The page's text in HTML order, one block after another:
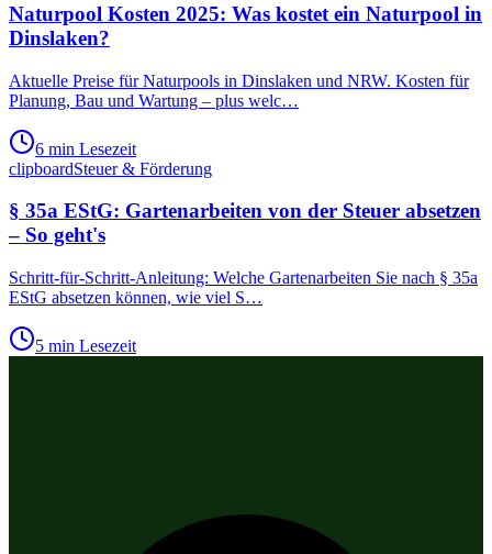
Naturpool Kosten 2025: Was kostet ein Naturpool in
Dinslaken?
Aktuelle Preise für Naturpools in Dinslaken und NRW. Kosten für
Planung, Bau und Wartung – plus welc…
6 min Lesezeit
clipboardSteuer & Förderung
§ 35a EStG: Gartenarbeiten von der Steuer absetzen
– So geht's
Schritt-für-Schritt-Anleitung: Welche Gartenarbeiten Sie nach § 35a
EStG absetzen können, wie viel S…
5 min Lesezeit